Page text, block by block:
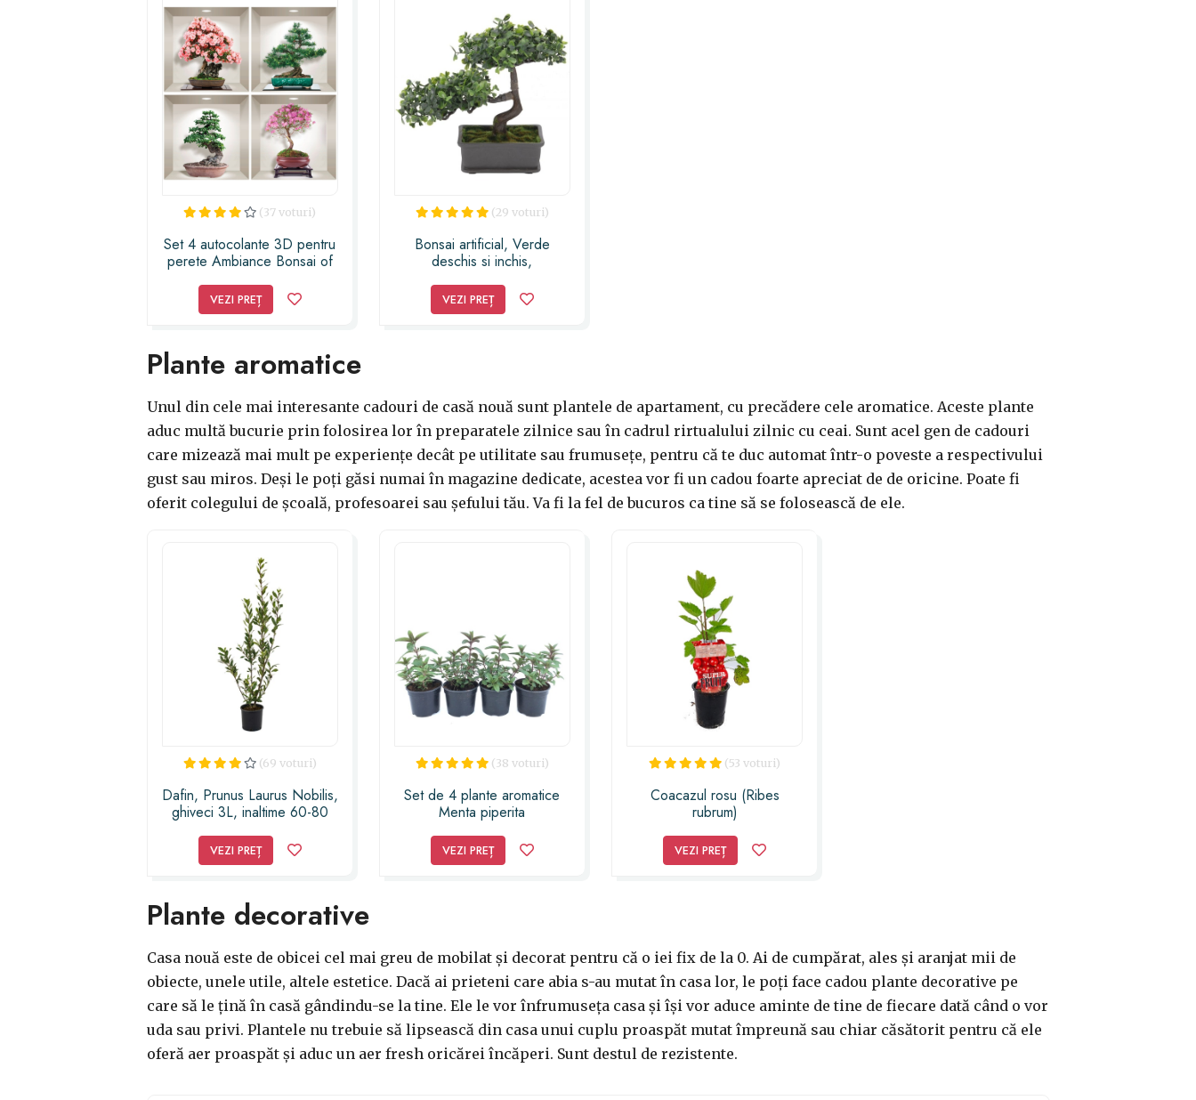
(37 voturi)
Set 4 autocolante 3D pentru
perete Ambiance Bonsai of
VEZI PREȚ
(29 voturi)
Bonsai artificial, Verde
deschis si inchis,
VEZI PREȚ
Plante aromatice
Unul din cele mai interesante cadouri de casă nouă sunt plantele de apartament, cu precădere cele aromatice. Aceste plante
aduc multă bucurie prin folosirea lor în preparatele zilnice sau în cadrul rirtualului zilnic cu ceai. Sunt acel gen de cadouri
care mizează mai mult pe experiențe decât pe utilitate sau frumusețe, pentru că te duc automat într-o poveste a respectivului
gust sau miros. Deși le poți găsi numai în magazine dedicate, acestea vor fi un cadou foarte apreciat de de oricine. Poate fi
oferit colegului de școală, profesoarei sau șefului tău. Va fi la fel de bucuros ca tine să se folosească de ele.
(69 voturi)
Dafin, Prunus Laurus Nobilis,
ghiveci 3L, inaltime 60-80
VEZI PREȚ
(38 voturi)
Set de 4 plante aromatice
Menta piperita
VEZI PREȚ
(53 voturi)
Coacazul rosu (Ribes
rubrum)
VEZI PREȚ
Plante decorative
Casa nouă este de obicei cel mai greu de mobilat și decorat pentru că o iei fix de la 0. Ai de cumpărat, ales și aranjat mii de
obiecte, unele utile, altele estetice. Dacă ai prieteni care abia s-au mutat în casa lor, le poți face cadou plante decorative pe
care să le țină în casă gândindu-se la tine. Ele le vor înfrumuseța casa și își vor aduce aminte de tine de fiecare dată când o vor
uda sau privi. Plantele nu trebuie să lipsească din casa unui cuplu proaspăt mutat împreună sau chiar căsătorit pentru că ele
oferă aer proaspăt și aduc un aer fresh oricărei încăperi. Sunt destul de rezistente.